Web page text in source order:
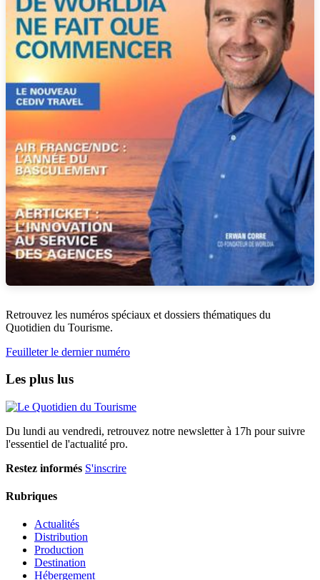
Retrouvez les numéros spéciaux et dossiers thématiques du
Quotidien du Tourisme.
Feuilleter le dernier numéro
Les plus lus
Du lundi au vendredi, retrouvez notre newsletter à 17h pour suivre
l'essentiel de l'actualité pro.
Restez informés S'inscrire
Rubriques
Actualités
Distribution
Production
Destination
Hébergement